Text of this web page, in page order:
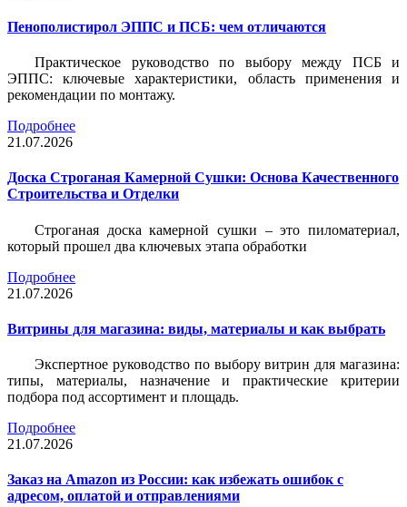
Пенополистирол ЭППС и ПСБ: чем отличаются
Практическое руководство по выбору между ПСБ и
ЭППС: ключевые характеристики, область применения и
рекомендации по монтажу.
Подробнее
21.07.2026
Доска Строганая Камерной Сушки: Основа Качественного
Строительства и Отделки
Строганая доска камерной сушки – это пиломатериал,
который прошел два ключевых этапа обработки
Подробнее
21.07.2026
Витрины для магазина: виды, материалы и как выбрать
Экспертное руководство по выбору витрин для магазина:
типы, материалы, назначение и практические критерии
подбора под ассортимент и площадь.
Подробнее
21.07.2026
Заказ на Amazon из России: как избежать ошибок с
адресом, оплатой и отправлениями